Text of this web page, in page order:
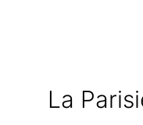
La